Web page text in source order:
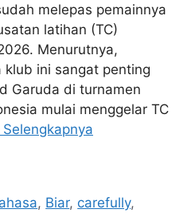
melepas pemainnya
latihan (TC)
Menurutnya,
klub ini sangat penting
Garuda di turnamen
mulai menggelar TC
Selengkapnya
, Biar, carefully,